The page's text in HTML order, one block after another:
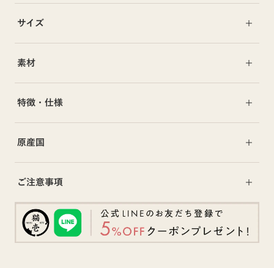
サイズ
素材
特徴・仕様
原産国
ご注意事項